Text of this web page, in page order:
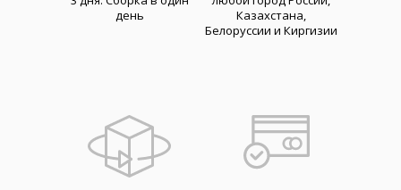
день
Казахстана,
Белоруссии и Киргизии